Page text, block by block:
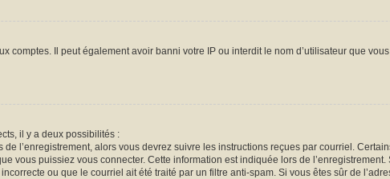
comptes. Il peut également avoir banni votre IP ou interdit le nom d’utilisateur que
il y a deux possibilités :
l’enregistrement, alors vous devrez suivre les instructions reçues par courriel.
vous puissiez vous connecter. Cette information est indiquée lors de
ou que le courriel ait été traité par un filtre anti-spam. Si vous êtes sûr de